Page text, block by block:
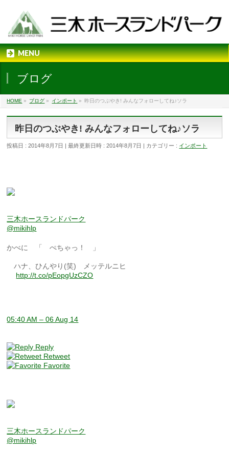
MENU
ブログ
HOME » ブログ » インポート » 昨日のつぶやき! みんなフォローしてね♪ソラ
昨日のつぶやき! みんなフォローしてね♪ソラ
投稿日 : 2014年8月7日 最終更新日時 : 2014年8月7日 カテゴリー : インポート
三木ホースランドパーク
@mikihlp
かべに 「 ぺちゃっ！ 」
ハナ、ひんやり(笑) メッテルニヒ
http://t.co/pEopgUzCZO
05:40 AM – 06 Aug 14
Reply
Retweet
Favorite
三木ホースランドパーク
@mikihlp